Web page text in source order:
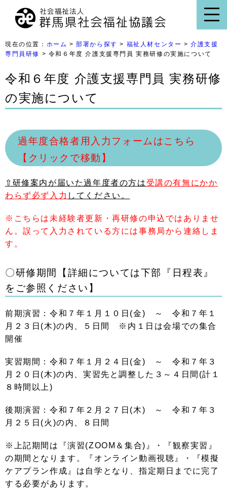
現在の位置： ホーム >部署から探す > 福祉人材センター >介護支援
専門員研修 > 令和６年度 介護支援専門員 実務研修の実施について
令和６年度 介護支援専門員 実務研修
の実施について
過年度合格者用入力フォームはこちら
【クリックで移動】
⇧研修案内が届いた過年度者の方は 受講の有無にかか
わらず必ず入力 してください。
※こちらは未経験者更新・再研修の申込ではありませ
ん。誤って入力されている方には事務局から連絡しま
す。
〇研修期間【詳細については下部『日程表』
をご参照ください】
前期演習：令和７年１月１０日(金) ～ 令和７年１
月２３日(木)の内、５日間 ※内１日は会場での集合
開催
実習期間：令和７年１月２４日(金) ～ 令和７年３
月２０日(木)の内、実習先と調整した３～４日間(計１
８時間以上)
後期演習：令和７年２月２７日(木) ～ 令和７年３
月２５日(火)の内、８日間
※上記期間は『演習(ZOOM＆集合)』・『観察実習』
の期間となります。『オンライン動画視聴』・『模擬
ケアプラン作成』は自学となり、指定期日までに完了
する必要があります。